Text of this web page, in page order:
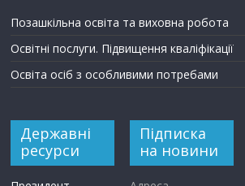
Позашкільна освіта та виховна робота
Освітні послуги. Підвищення кваліфікації
Освіта осіб з особливими потребами
Державні
ресурси
Підписка
на новини